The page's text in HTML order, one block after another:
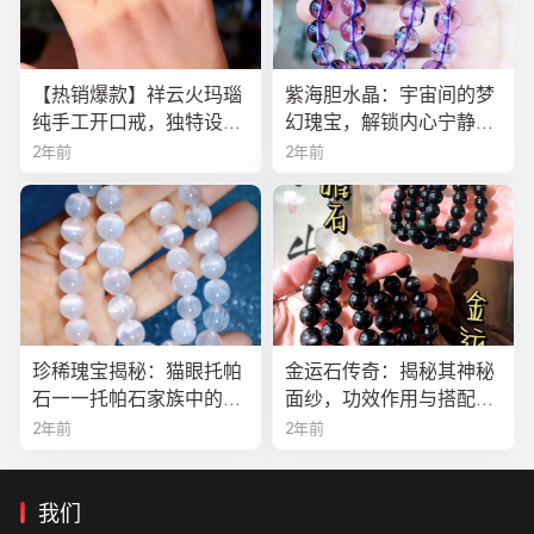
【热销爆款】祥云火玛瑙
纯手工开口戒，独特设计
寓意吉祥，时尚与灵性的
2年前
紫海胆水晶：宇宙间的梦
幻瑰宝，解锁内心宁静与
疗愈之秘
2年前
珍稀瑰宝揭秘：猫眼托帕
石——托帕石家族中的绝
美异类
2年前
金运石传奇：揭秘其神秘
面纱，功效作用与搭配法
全解析
2年前
我们